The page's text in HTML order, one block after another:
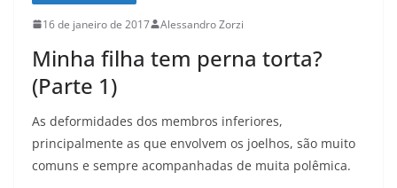
16 de janeiro de 2017 Alessandro Zorzi
Minha filha tem perna torta?
(Parte 1)
As deformidades dos membros inferiores,
principalmente as que envolvem os joelhos, são muito
comuns e sempre acompanhadas de muita polêmica.